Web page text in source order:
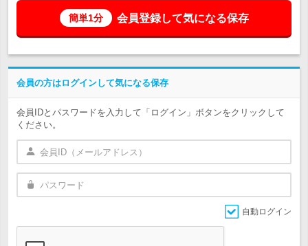
簡単1分 会員登録して気になる保存
会員の方はログインして気になる保存
会員IDとパスワードを入力して「ログイン」ボタンをクリックして
ください。
自動ログイン